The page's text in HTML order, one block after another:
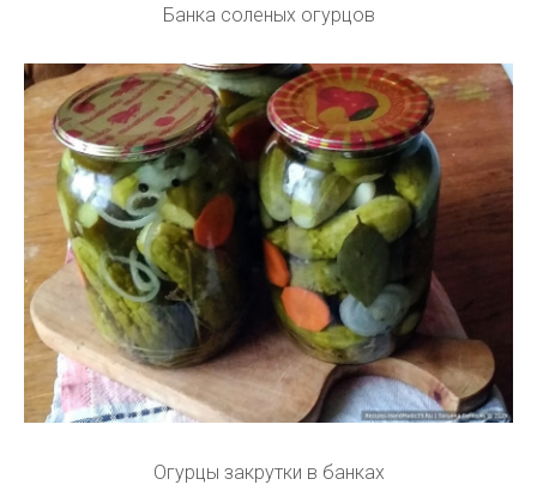
Банка соленых огурцов
Огурцы закрутки в банках